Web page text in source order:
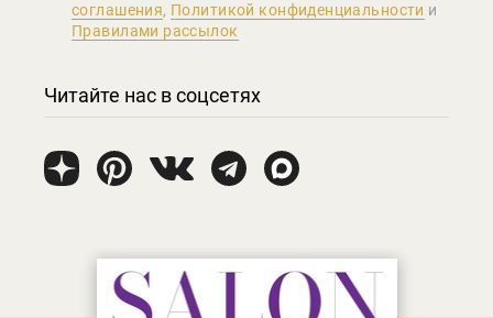
соглашения, Политикой конфиденциальности и
Правилами рассылок
Читайте нас в соцсетях